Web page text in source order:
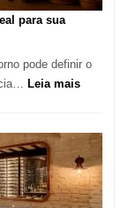
Portal
Isso
para sua
pode definir o
Leia mais:
Como
Escolher
o
Forno